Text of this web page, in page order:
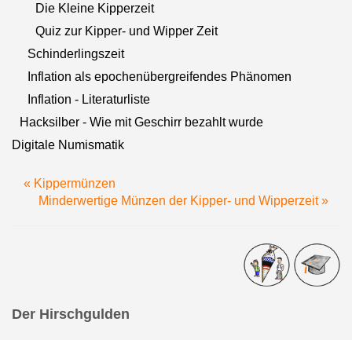
Die Kleine Kipperzeit
Quiz zur Kipper- und Wipper Zeit
Schinderlingszeit
Inflation als epochenübergreifendes Phänomen
Inflation - Literaturliste
Hacksilber - Wie mit Geschirr bezahlt wurde
Digitale Numismatik
« Kippermünzen
Minderwertige Münzen der Kipper- und Wipperzeit »
Der Hirschgulden